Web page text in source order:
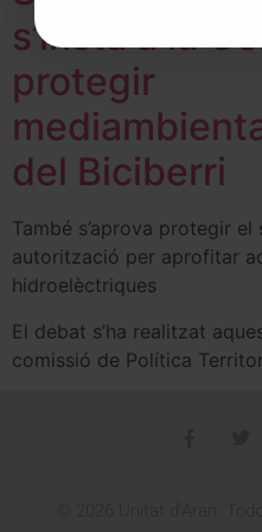
s’insta a la
protegir
del Biciberri
També s’aprova protegir
autorització per aprofitar
hidroelèctriques
El debat s’ha realitzat
comissió de Política